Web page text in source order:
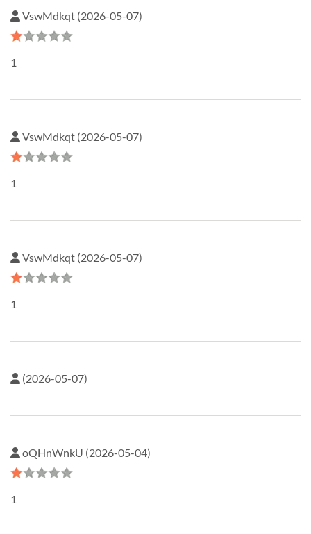
VswMdkqt (2026-05-07)
1
VswMdkqt (2026-05-07)
1
VswMdkqt (2026-05-07)
1
(2026-05-07)
oQHnWnkU (2026-05-04)
1